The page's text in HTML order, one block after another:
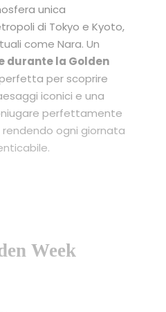
unica
di Tokyo e Kyoto,
come Nara. Un
durante la Golden
per scoprire
iconici e una
perfettamente
ogni giornata
Week